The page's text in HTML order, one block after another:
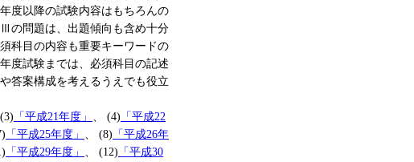
度以降の試験内容はもちろんの
の問題は、出題傾向も含め十分
科目の内容も重要キーワードの
度試験までは、必須科目の記述
答案構成を考えるうえでも役立
(3) 「平成21年度」 、 (4) 「平成22
「平成25年度」 、 (8) 「平成26年
「平成29年度」 、 (12) 「平成30